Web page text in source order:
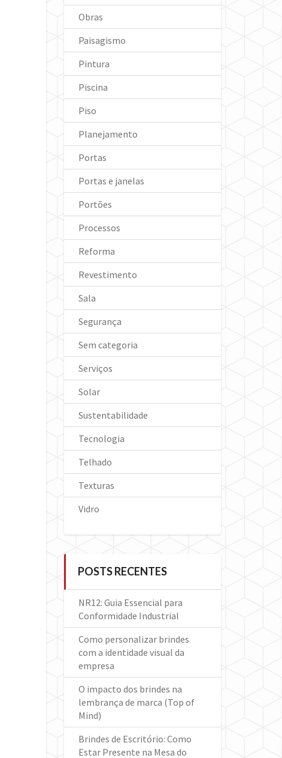
Obras
Paisagismo
Pintura
Piscina
Piso
Planejamento
Portas
Portas e janelas
Portões
Processos
Reforma
Revestimento
Sala
Segurança
Sem categoria
Serviços
Solar
Sustentabilidade
Tecnologia
Telhado
Texturas
Vidro
POSTS RECENTES
NR12: Guia Essencial para
Conformidade Industrial
Como personalizar brindes
com a identidade visual da
empresa
O impacto dos brindes na
lembrança de marca (Top of
Mind)
Brindes de Escritório: Como
Estar Presente na Mesa do